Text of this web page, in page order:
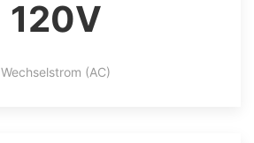
120V
Wechselstrom (AC)